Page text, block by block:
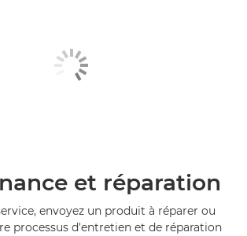
et réparation
envoyez un produit à réparer ou
processus d'entretien et de réparation